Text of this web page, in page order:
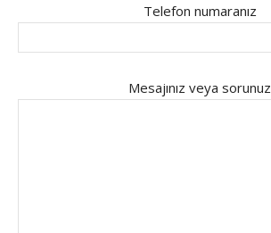
Telefon numaranız
Mesajınız veya sorunuz